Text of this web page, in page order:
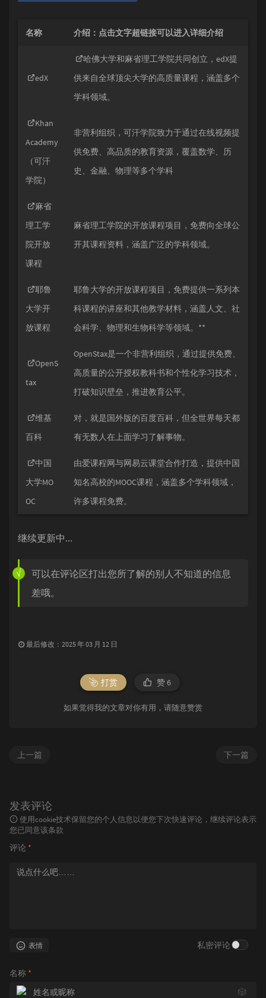
名称 介绍：点击文字超链接可以进入详细介绍
edX
哈佛大学和麻省理工学院共同创立，edX提
供来自全球顶尖大学的高质量课程，涵盖多个
学科领域。
Khan
Academy
（可汗
学院）
非营利组织，可汗学院致力于通过在线视频提
供免费、高品质的教育资源，覆盖数学、历
史、金融、物理等多个学科
麻省
理工学
院开放
课程
麻省理工学院的开放课程项目，免费向全球公
开其课程资料，涵盖广泛的学科领域。
耶鲁
大学开
放课程
耶鲁大学的开放课程项目，免费提供一系列本
科课程的讲座和其他教学材料，涵盖人文、社
会科学、物理和生物科学等领域。**
OpenS
tax
OpenStax是一个非营利组织，通过提供免费、
高质量的公开授权教科书和个性化学习技术，
打破知识壁垒，推进教育公平。
维基
百科
对，就是国外版的百度百科，但全世界每天都
有无数人在上面学习了解事物。
中国
大学MO
OC
由爱课程网与网易云课堂合作打造，提供中国
知名高校的MOOC课程，涵盖多个学科领域，
许多课程免费。
继续更新中...
可以在评论区打出您所了解的别人不知道的信息
差哦。
最后修改：2025 年 03 月 12 日
打赏 赞6
如果觉得我的文章对你有用，请随意赞赏
下一篇
上一篇
发表评论
使用cookie技术保留您的个人信息以便您下次快速评论，继续评论表示
您已同意该条款
评论 *
表情 私密评论
名称 *
🎲